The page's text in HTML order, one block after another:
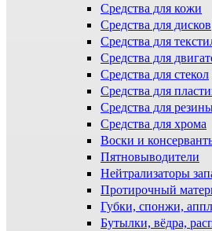
Средства для кожи
Средства для дисков
Средства для
Средства для
Средства для стекол
Средства для
Средства для
Средства для хрома
Воски и
Пятновыводители
Нейтрализаторы
Протирочный
Губки, спонжи,
Бутылки, вёдра,